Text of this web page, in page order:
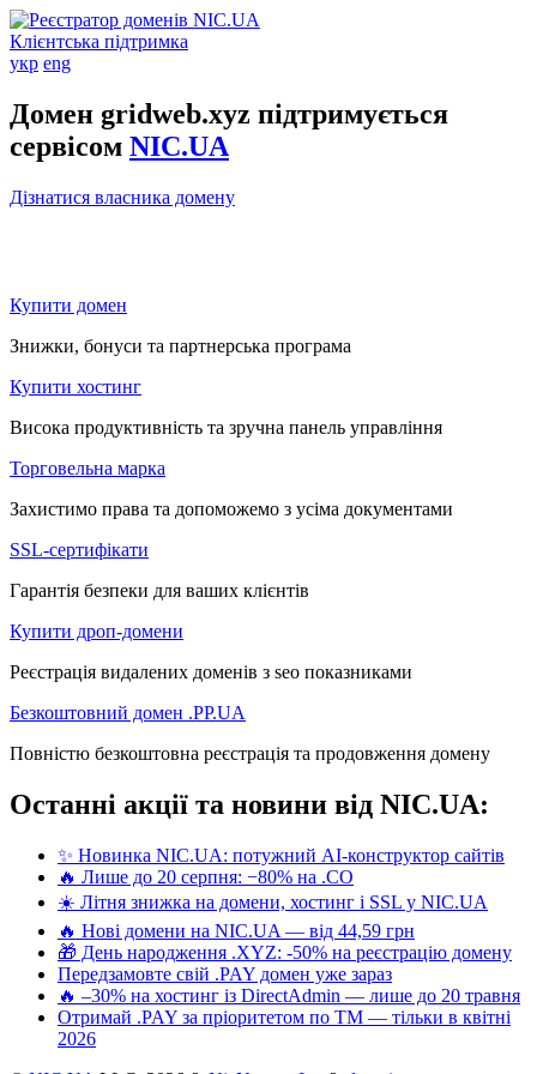
Клієнтська підтримка
укр eng
Домен gridweb.xyz підтримується
сервісом NIC.UA
Дізнатися власника домену
Купити домен
Знижки, бонуси та партнерська програма
Купити хостинг
Висока продуктивність та зручна панель управління
Торговельна марка
Захистимо права та допоможемо з усіма документами
SSL-сертифікати
Гарантія безпеки для ваших клієнтів
Купити дроп-домени
Реєстрація видалених доменів з seo показниками
Безкоштовний домен .PP.UA
Повністю безкоштовна реєстрація та продовження домену
Останні акції та новини від NIC.UA:
✨ Новинка NIC.UA: потужний AI-конструктор сайтів
🔥 Лише до 20 серпня: −80% на .CO
☀️ Літня знижка на домени, хостинг і SSL у NIC.UA
🔥 Нові домени на NIC.UA — від 44,59 грн
🎁 День народження .XYZ: -50% на реєстрацію домену
Передзамовте свій .PAY домен уже зараз
🔥 –30% на хостинг із DirectAdmin — лише до 20 травня
Отримай .PAY за пріоритетом по ТМ — тільки в квітні
2026